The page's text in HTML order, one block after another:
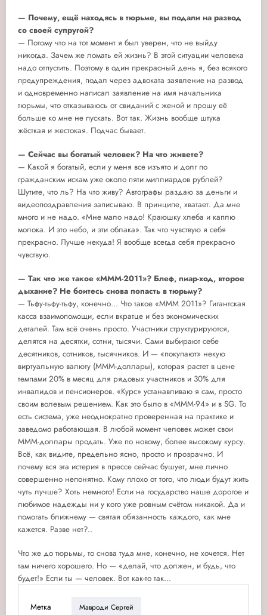
— Почему, ещё находясь в тюрьме, вы подали на развод
со своей супругой?
— Потому что на тот момент я был уверен, что не выйду
никогда. Зачем же ломать ей жизнь? В этой ситуации человека
надо отпустить. Поэтому в один прекрасный день я, без всякого
предупреждения, подал через адвоката заявление на развод
и одновременно написал заявление на имя начальника
тюрьмы, что отказываюсь от свиданий с женой и прошу её
больше ко мне не пускать. Вот так. Жизнь вообще штука
жёсткая и жестокая. Подчас бывает.
— Сейчас вы богатый человек? На что живете?
— Какой я богатый, если у меня все изъято и долг по
гражданским искам уже около пяти миллиардов рублей?
Шутите, что ль? На что живу? Автографы раздаю за деньги и
видеопоздравления записываю. В принципе, хватает. Да мне
много и не надо. «Мне мало надо! Краюшку хлеба и каплю
молока. И это небо, и эти облака». Так что чувствую я себя
прекрасно. Лучше некуда! Я вообще всегда себя прекрасно
чувствую.
— Так что же такое «МММ-2011»? Блеф, пиар-ход, второе
дыхание? Не боитесь снова попасть в тюрьму?
— Тьфу-тьфу-тьфу, конечно... Что такое «МММ 2011»? Гигантская
касса взаимопомощи, если вкратце и без экономических
деталей. Там всё очень просто. Участники структурируются,
делятся на десятки, сотни, тысячи. Сами выбирают себе
десятников, сотников, тысячников. И — «покупают» некую
виртуальную валюту (МММ-доллары), которая растет в цене
темпами 20% в месяц для рядовых участников и 30% для
инвалидов и пенсионеров. «Курс» устанавливаю я сам, просто
своим волевым решением. Как это было в «МММ-94» и в SG. То
есть система, уже неоднократно проверенная на практике и
заведомо работающая. В любой момент человек может свои
МММ-доллары продать. Уже по новому, более высокому курсу.
Всё, как видите, предельно ясно, просто и прозрачно. И
почему вся эта истерия в прессе сейчас бушует, мне лично
совершенно непонятно. Кому плохо от того, что люди будут жить
чуть лучше? Хоть немного! Если на государство наше дорогое и
любимое надежды ни у кого уже ровным счётом никакой. Да и
помогать ближнему — святая обязанность каждого, как мне
кажется. Разве нет?..
Что же до тюрьмы, то снова туда мне, конечно, не хочется. Нет
там ничего хорошего. Но — «делай, что должен, и будь, что
будет!» Если ты — человек. Вот как-то так...
Метка Мавроди Сергей